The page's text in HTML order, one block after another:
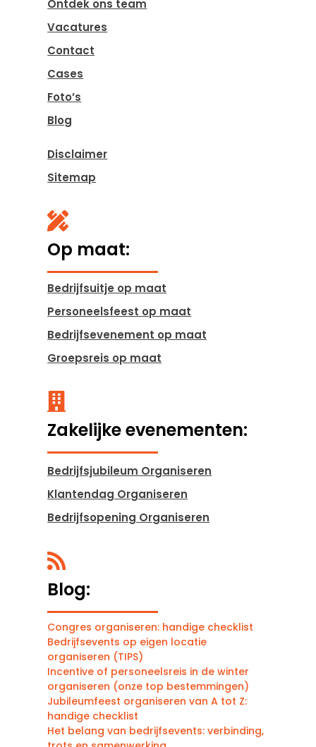
Ontdek ons team
Vacatures
Contact
Cases
Foto’s
Blog
Disclaimer
Sitemap

Op maat:
Bedrijfsuitje op maat
Personeelsfeest op maat
Bedrijfsevenement op maat
Groepsreis op maat

Zakelijke evenementen:
Bedrijfsjubileum Organiseren
Klantendag Organiseren
Bedrijfsopening Organiseren

Blog:
Congres organiseren: handige checklist
Bedrijfsevents op eigen locatie
organiseren (TIPS)
Incentive of personeelsreis in de winter
organiseren (onze top bestemmingen)
Jubileumfeest organiseren van A tot Z:
handige checklist
Het belang van bedrijfsevents: verbinding,